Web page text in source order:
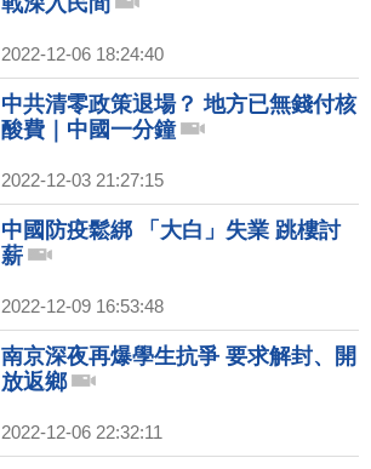
2022-12-06 18:24:40
中共清零政策退場？ 地方已無錢付核
酸費｜中國一分鐘
2022-12-03 21:27:15
中國防疫鬆綁 「大白」失業 跳樓討
薪
2022-12-09 16:53:48
南京深夜再爆學生抗爭 要求解封、開
放返鄉
2022-12-06 22:32:11